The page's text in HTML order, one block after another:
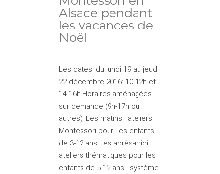
Alsace pendant
les vacances de
Noël
Les dates: du lundi 19 au jeudi
22 décembre 2016: 10-12h et
14-16h Horaires aménagées
sur demande (9h-17h ou
autres). Les matins : ateliers
Montessori pour les enfants
de 3-12 ans Les après-midi :
ateliers thématiques pour les
enfants de 5-12 ans : système